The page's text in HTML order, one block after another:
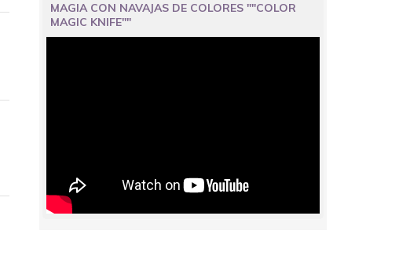
MAGIA CON NAVAJAS DE COLORES ""COLOR
MAGIC KNIFE""